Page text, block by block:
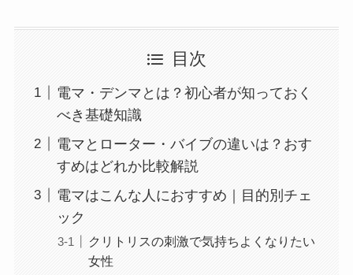
目次
電マ・デンマとは？初心者が知っておく
べき基礎知識
電マとローター・バイブの違いは？おす
すめはどれか比較解説
電マはこんな人におすすめ｜目的別チェ
ック
クリトリスの刺激で気持ちよくなりたい
女性